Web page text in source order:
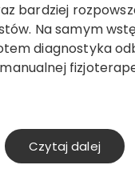
bardziej
Na samym
diagnostyka
Czytaj dalej